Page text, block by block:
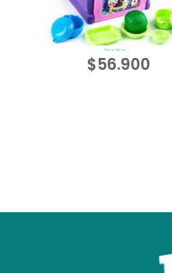
Licuadora
$56.900